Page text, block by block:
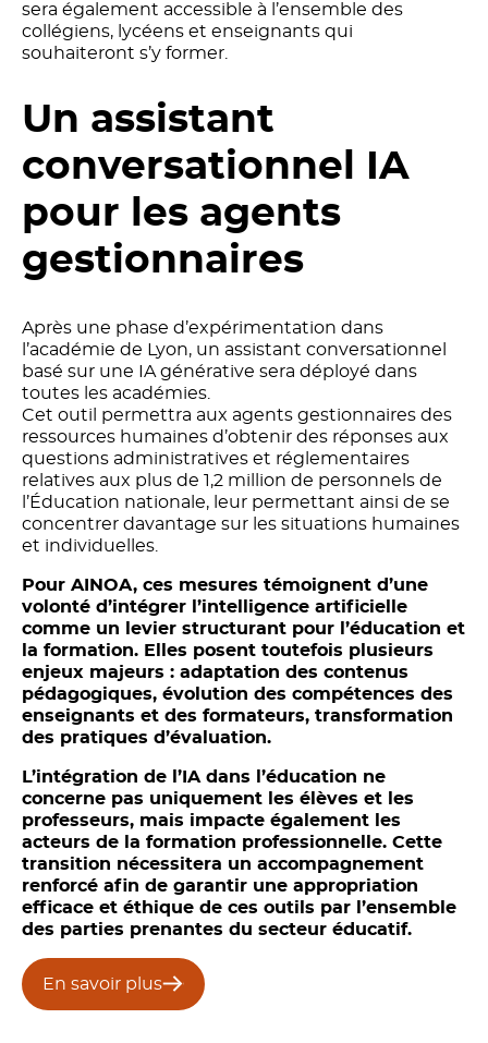
sera également accessible à l’ensemble des
collégiens, lycéens et enseignants qui
souhaiteront s’y former.
Un assistant
conversationnel IA
pour les agents
gestionnaires
Après une phase d’expérimentation dans
l’académie de Lyon, un assistant conversationnel
basé sur une IA générative sera déployé dans
toutes les académies.
Cet outil permettra aux agents gestionnaires des
ressources humaines d’obtenir des réponses aux
questions administratives et réglementaires
relatives aux plus de 1,2 million de personnels de
l’Éducation nationale, leur permettant ainsi de se
concentrer davantage sur les situations humaines
et individuelles.
Pour AINOA, ces mesures témoignent d’une
volonté d’intégrer l’intelligence artificielle
comme un levier structurant pour l’éducation et
la formation. Elles posent toutefois plusieurs
enjeux majeurs : adaptation des contenus
pédagogiques, évolution des compétences des
enseignants et des formateurs, transformation
des pratiques d’évaluation.
L’intégration de l’IA dans l’éducation ne
concerne pas uniquement les élèves et les
professeurs, mais impacte également les
acteurs de la formation professionnelle. Cette
transition nécessitera un accompagnement
renforcé afin de garantir une appropriation
efficace et éthique de ces outils par l’ensemble
des parties prenantes du secteur éducatif.
En savoir plus